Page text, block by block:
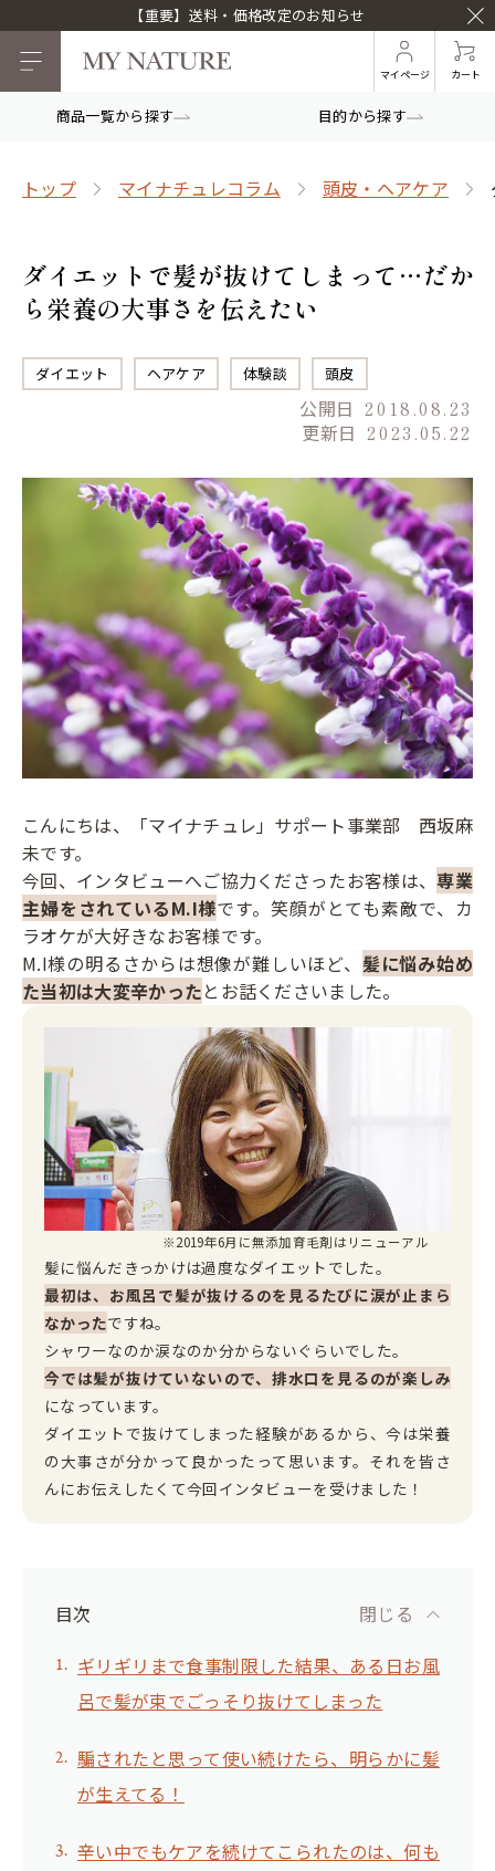
【重要】送料・価格改定のお知らせ
マイページ カート
商品一覧から探す 目的から探す
トップ マイナチュレコラム 頭皮・ヘアケア
ダイエットで髪が抜けてしまって…だか
ら栄養の大事さを伝えたい
ダイエット ヘアケア 体験談 頭皮
公開日 2018.08.23
更新日 2023.05.22
こんにちは、「マイナチュレ」サポート事業部 西坂麻
未です。
今回、インタビューへご協力くださったお客様は、専業
主婦をされているM.I様です。笑顔がとても素敵で、カ
ラオケが大好きなお客様です。
M.I様の明るさからは想像が難しいほど、 髪に悩み始め
た当初は大変辛かったとお話くださいました。
※2019年6月に無添加育毛剤はリニューアル
髪に悩んだきっかけは過度なダイエットでした。
最初は、お風呂で髪が抜けるのを見るたびに涙が止まら
なかったですね。
シャワーなのか涙なのか分からないぐらいでした。
今では髪が抜けていないので、排水口を見るのが楽しみ
になっています。
ダイエットで抜けてしまった経験があるから、今は栄養
の大事さが分かって良かったって思います。それを皆さ
んにお伝えしたくて今回インタビューを受けました！
目次
ギリギリまで食事制限した結果、ある日お風
呂で髪が束でごっそり抜けてしまった
騙されたと思って使い続けたら、明らかに髪
が生えてる！
辛い中でもケアを続けてこられたのは、何も
閉じる